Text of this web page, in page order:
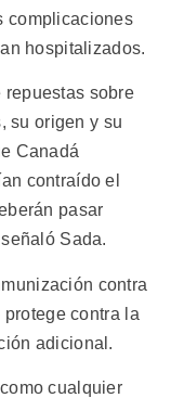
complicaciones
hospitalizados.
repuestas sobre
su origen y su
Canadá
contraído el
pasar
Sada.
contra
contra la
adicional.
cualquier